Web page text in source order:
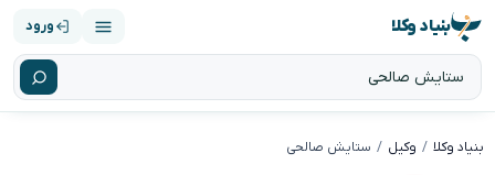
بنیاد وکلا ورود
بنیاد وکلا وکیل ستایش صالحی